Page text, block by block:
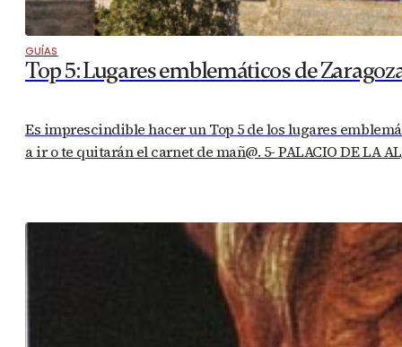
GUÍAS
Top 5: Lugares emblemáticos de
Es imprescindible hacer un Top 5 de los lugares
a ir o te quitarán el carnet de mañ@. 5- PALACIO DE LA